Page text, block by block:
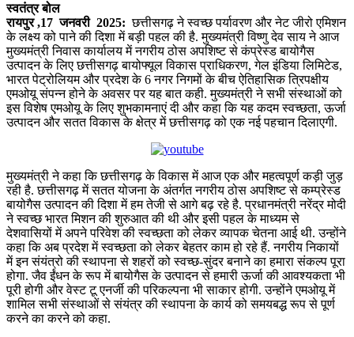
स्वतंत्र बोल
रायपुर ,17 जनवरी 2025: छत्तीसगढ़ ने स्वच्छ पर्यावरण और नेट जीरो एमिशन
के लक्ष्य को पाने की दिशा में बड़ी पहल की है. मुख्यमंत्री विष्णु देव साय ने आज
मुख्यमंत्री निवास कार्यालय में नगरीय ठोस अपशिष्ट से कंप्रेस्ड बायोगैस
उत्पादन के लिए छत्तीसगढ़ बायोफ्यूल विकास प्राधिकरण, गेल इंडिया लिमिटेड,
भारत पेट्रोलियम और प्रदेश के 6 नगर निगमों के बीच ऐतिहासिक त्रिपक्षीय
एमओयू संपन्न होने के अवसर पर यह बात कही. मुख्यमंत्री ने सभी संस्थाओं को
इस विशेष एमओयू के लिए शुभकामनाएं दी और कहा कि यह कदम स्वच्छता, ऊर्जा
उत्पादन और सतत विकास के क्षेत्र में छत्तीसगढ़ को एक नई पहचान दिलाएगी.
मुख्यमंत्री ने कहा कि छत्तीसगढ़ के विकास में आज एक और महत्वपूर्ण कड़ी जुड़
रही है. छत्तीसगढ़ में सतत योजना के अंतर्गत नगरीय ठोस अपशिष्ट से कम्प्रेस्ड
बायोगैस उत्पादन की दिशा में हम तेजी से आगे बढ़ रहे है. प्रधानमंत्री नरेंद्र मोदी
ने स्वच्छ भारत मिशन की शुरुआत की थी और इसी पहल के माध्यम से
देशवासियों में अपने परिवेश की स्वच्छता को लेकर व्यापक चेतना आई थी. उन्होंने
कहा कि अब प्रदेश में स्वच्छता को लेकर बेहतर काम हो रहे हैं. नगरीय निकायों
में इन संयंत्रो की स्थापना से शहरों को स्वच्छ-सुंदर बनाने का हमारा संकल्प पूरा
होगा. जैव ईंधन के रूप में बायोगैस के उत्पादन से हमारी ऊर्जा की आवश्यकता भी
पूरी होगी और वेस्ट टू एनर्जी की परिकल्पना भी साकार होगी. उन्होंने एमओयू में
शामिल सभी संस्थाओं से संयंत्र की स्थापना के कार्य को समयबद्ध रूप से पूर्ण
करने का करने को कहा.